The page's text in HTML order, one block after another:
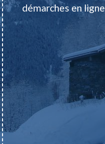
démarches en ligne